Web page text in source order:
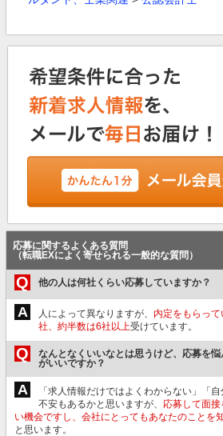
応募に関するよくある質問
（転職EXによく寄せられる一般的な質問）
Q 他の人は何社くらい応募していますか？
A 人によって異なりますが、 内定をもらっ
社、約半数は6社以上受けています。
Q
なんとなくいいなとは思うけど、応募を
がいいですか？
A
「求人情報だけではよくわからない」「
不安もあるかと思いますが、 応募して面
い機会ですし、会社にとってもあなたのことを
と思います。